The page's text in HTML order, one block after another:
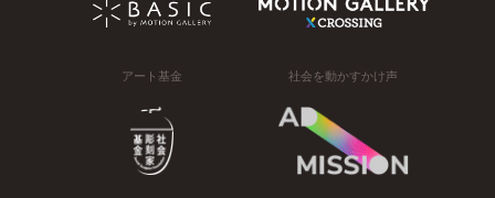
アート基金 社会を動かすかけ声